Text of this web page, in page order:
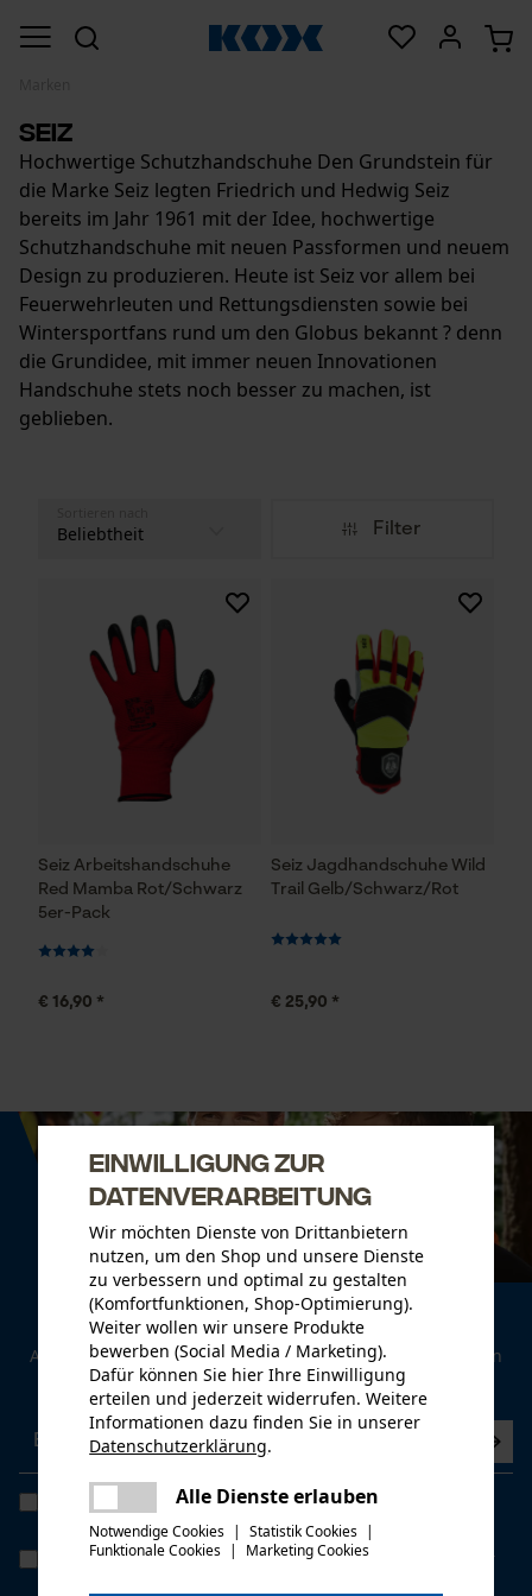
Seiz
Hochwertige Schutzhandschuhe Den Grundstein für
die Marke Seiz legten Friedrich und Hedwig Seiz
bereits im Jahr 1961 mit der Idee, hochwertige
Schutzhandschuhe mit neuen Passformen und neuem
Design zu produzieren. Heute ist Seiz vor allem bei
Feuerwehrleuten und Rettungsdiensten sowie bei
Wintersportfans rund um den Globus bekannt ? denn
die Grundidee, mit immer neuen Innovationen
Handschuhe stets noch besser zu machen, ist
geblieben.
Filter
Seiz Arbeitshandschuhe
Red Mamba Rot/Schwarz
5er-Pack
€ 16,90 *
Seiz Jagdhandschuhe Wild
Trail Gelb/Schwarz/Rot
€ 25,90 *
Newsletter
Abonnieren Sie den kostenlosen Newsletter und verpassen
Sie keine Neuigkeiten mehr.
Datenschutzbestimmungengelesen und bin
einverstanden. *
Wenn Sie dem personenbezogenen Tracking einwilligen, können wir
Einwilligung zur
Datenverarbeitung
Wir möchten Dienste von Drittanbietern
nutzen, um den Shop und unsere Dienste
zu verbessern und optimal zu gestalten
(Komfortfunktionen, Shop-Optimierung).
Weiter wollen wir unsere Produkte
bewerben (Social Media / Marketing).
Dafür können Sie hier Ihre Einwilligung
erteilen und jederzeit widerrufen. Weitere
Informationen dazu finden Sie in unserer
Datenschutzerklärung.
Alle Dienste erlauben
Notwendige Cookies | Statistik Cookies |
Funktionale Cookies | Marketing Cookies
Es ist ein Fehler aufgetreten. Bitte
versuchen Sie es erneut.
mail